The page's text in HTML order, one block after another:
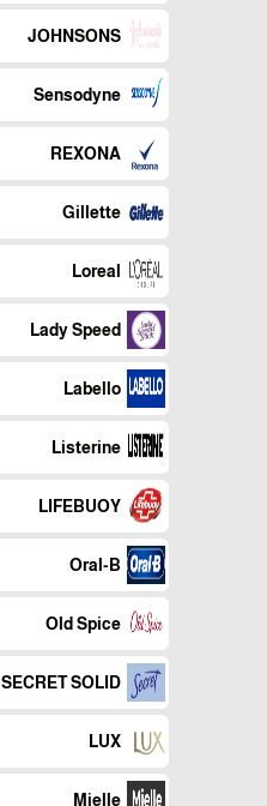
JOHNSONS
Sensodyne
REXONA
Gillette
Loreal
Lady Speed
Labello
Listerine
LIFEBUOY
Oral-B
Old Spice
SECRET SOLID
LUX
Mielle